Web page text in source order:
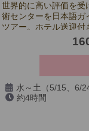
世界的に高い評価を受
術センターを日本語ガ
ツアー。ホテル送迎付
トも含まれ、芸術の
水～土（5/15、6/
12/24・25・26・31
約4時間